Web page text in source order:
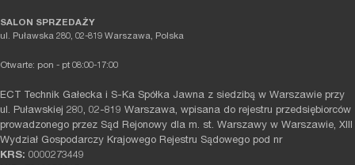
SALON SPRZEDAŻY
ul. Puławska 280, 02-819 Warszawa, Polska
Otwarte: pon - pt 08:00-17:00
ECT Technik Gałecka i S-Ka Spółka Jawna z siedzibą w Warszawie przy
ul. Puławskiej 280, 02-819 Warszawa, wpisana do rejestru przedsiębiorców
prowadzonego przez Sąd Rejonowy dla m. st. Warszawy w Warszawie, XIII
Wydział Gospodarczy Krajowego Rejestru Sądowego pod nr
KRS: 0000273449